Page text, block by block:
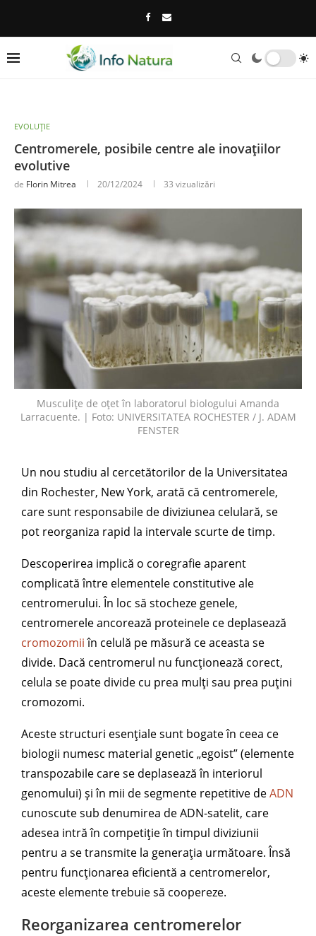
EVOLUȚIE
Centromerele, posibile centre ale inovațiilor
evolutive
de Florin Mitrea 20/12/2024 33 vizualizări
Musculițe de oțet în laboratorul biologului Amanda
Larracuente. | Foto: UNIVERSITATEA ROCHESTER / J. ADAM
FENSTER
Un nou studiu al cercetătorilor de la Universitatea
din Rochester, New York, arată că centromerele,
care sunt responsabile de diviziunea celulară, se
pot reorganiza rapid la intervale scurte de timp.
Descoperirea implică o coregrafie aparent
complicată între elementele constitutive ale
centromerului. În loc să stocheze genele,
centromerele ancorează proteinele ce deplasează
cromozomiiîn celulă pe măsură ce aceasta se
divide. Dacă centromerul nu funcționează corect,
celula se poate divide cu prea mulți sau prea puțini
cromozomi.
Aceste structuri esențiale sunt bogate în ceea ce
biologii numesc material genetic „egoist” (elemente
transpozabile care se deplasează în interiorul
genomului) și în mii de segmente repetitive deADN
cunoscute sub denumirea de ADN-satelit, care
adesea intră în competiție în timpul diviziunii
pentru a se transmite la generația următoare. Însă
pentru funcționarea eficientă a centromerelor,
aceste elemente trebuie să coopereze.
Reorganizarea centromerelor